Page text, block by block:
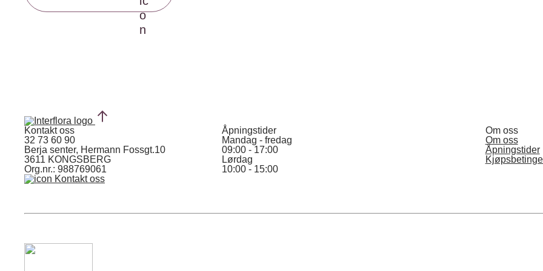
Kontakt oss
32 73 60 90
Berja senter, Hermann Fossgt.10
3611 KONGSBERG
Org.nr.: 988769061
Kontakt oss
Åpningstider
Mandag - fredag
09:00 - 17:00
Lørdag
10:00 - 15:00
Om oss
Om oss
Åpningstider